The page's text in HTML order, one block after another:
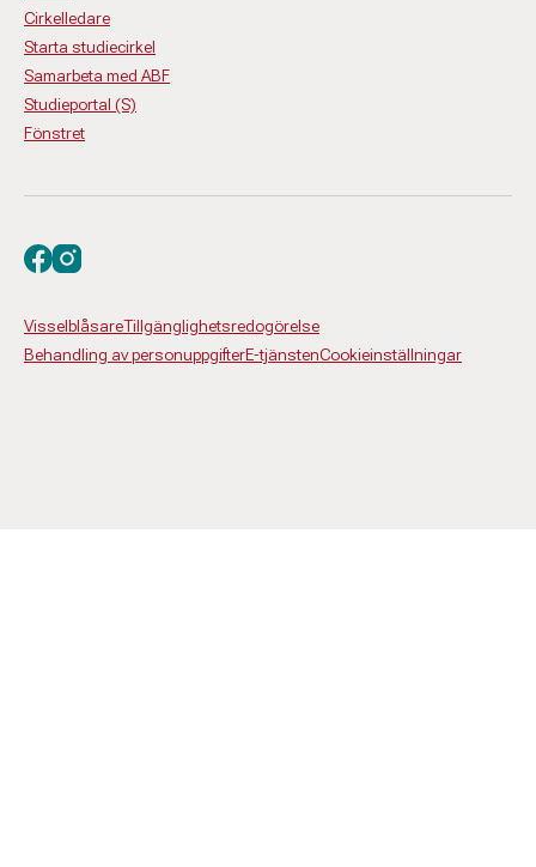
Cirkelledare
Starta studiecirkel
Samarbeta med ABF
Studieportal (S)
Fönstret
VisselblåsareTillgänglighetsredogörelse
Behandling av personuppgifterE-tjänstenCookieinställningar
Besök oss på facebook
Besök oss på instagram